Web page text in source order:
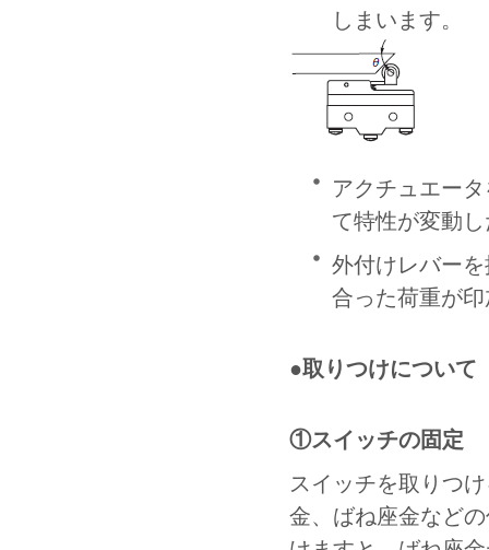
しまいます。
アクチュエー
て特性が変動
外付けレバー
合った荷重が
●取りつけについて
①スイッチの固定
スイッチを取りつ
金、ばね座金など